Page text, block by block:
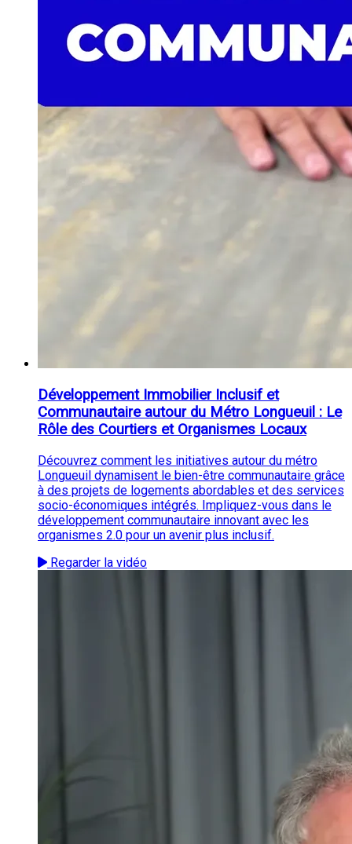
Développement Immobilier Inclusif et
Communautaire autour du Métro Longueuil : Le
Rôle des Courtiers et Organismes Locaux
Découvrez comment les initiatives autour du métro
Longueuil dynamisent le bien-être communautaire grâce
à des projets de logements abordables et des services
socio-économiques intégrés. Impliquez-vous dans le
développement communautaire innovant avec les
organismes 2.0 pour un avenir plus inclusif.
Regarder la vidéo